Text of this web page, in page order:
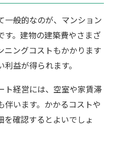
一般的なのが、マンション
す。建物の建築費やさまざ
ニングコストもかかります
益が得られます。
ト経営には、空室や家賃滞
います。かかるコストや
を確認するとよいでしょ